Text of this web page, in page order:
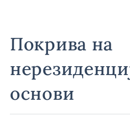
Покрива на
основи